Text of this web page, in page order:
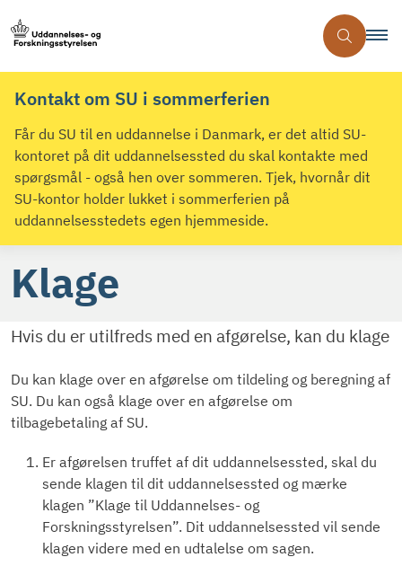
Kontakt om SU i sommerferien
Får du SU til en uddannelse i Danmark, er det altid SU-
kontoret på dit uddannelsessted du skal kontakte med
spørgsmål - også hen over sommeren. Tjek, hvornår dit
SU-kontor holder lukket i sommerferien på
uddannelsesstedets egen hjemmeside.
Klage
Hvis du er utilfreds med en afgørelse, kan du klage
Du kan klage over en afgørelse om tildeling og beregning af
SU. Du kan også klage over en afgørelse om
tilbagebetaling af SU.
Er afgørelsen truffet af dit uddannelsessted, skal du
sende klagen til dit uddannelsessted og mærke
klagen ”Klage til Uddannelses- og
Forskningsstyrelsen”. Dit uddannelsessted vil sende
klagen videre med en udtalelse om sagen.